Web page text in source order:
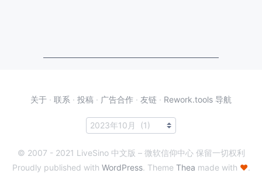
关于 · 联系 · 投稿 · 广告合作 · 友链 · Rework.tools 导航
© 2007 - 2021 LiveSino 中文版 – 微软信仰中心 保留一切权利
Proudly published with WordPress. Theme Thea made with ♥.